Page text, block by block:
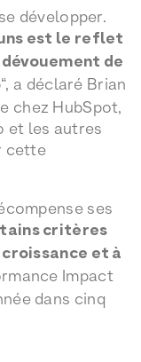
développer.
est le reflet
de
“, a déclaré Brian
chez HubSpot,
et les autres
cette
ses
critères
et à
Impact
dans cinq